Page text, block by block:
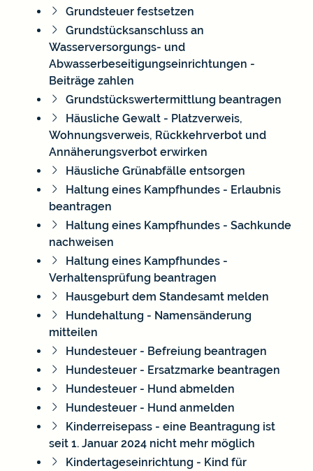
Grundsteuer festsetzen
Grundstücksanschluss an
Wasserversorgungs- und
Abwasserbeseitigungseinrichtungen -
Beiträge zahlen
Grundstückswertermittlung beantragen
Häusliche Gewalt - Platzverweis,
Wohnungsverweis, Rückkehrverbot und
Annäherungsverbot erwirken
Häusliche Grünabfälle entsorgen
Haltung eines Kampfhundes - Erlaubnis
beantragen
Haltung eines Kampfhundes - Sachkunde
nachweisen
Haltung eines Kampfhundes -
Verhaltensprüfung beantragen
Hausgeburt dem Standesamt melden
Hundehaltung - Namensänderung
mitteilen
Hundesteuer - Befreiung beantragen
Hundesteuer - Ersatzmarke beantragen
Hundesteuer - Hund abmelden
Hundesteuer - Hund anmelden
Kinderreisepass - eine Beantragung ist
seit 1. Januar 2024 nicht mehr möglich
Kindertageseinrichtung - Kind für